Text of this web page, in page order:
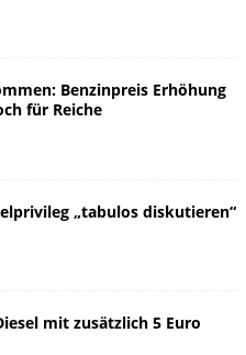
Benzinpreis Erhöhung
für Reiche
„tabulos diskutieren“
mit zusätzlich 5 Euro